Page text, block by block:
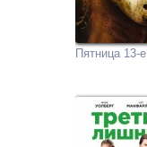
Пятница 13-е